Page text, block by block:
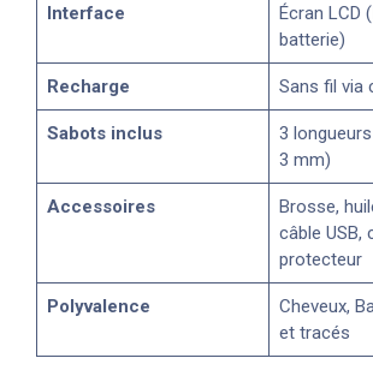
Interface
Écran LCD
batterie)
Recharge Sans fil via
Sabots inclus
3
3 mm)
Accessoires
Brosse,
câble USB,
protecteur
Polyvalence
Cheveux,
et tracés